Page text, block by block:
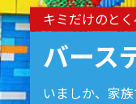
キミだけのと
バース
いましか、家